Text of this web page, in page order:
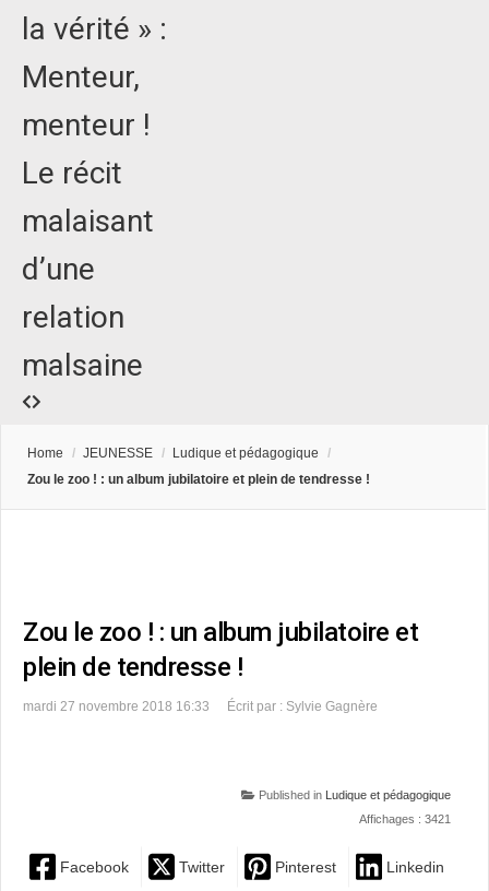
la vérité » :
Menteur,
menteur !
Le récit
malaisant
d’une
relation
malsaine
Home / JEUNESSE / Ludique et pédagogique
/
Zou le zoo ! : un album jubilatoire et plein de tendresse !
Zou le zoo ! : un album jubilatoire et
plein de tendresse !
mardi 27 novembre 2018 16:33 Écrit par : Sylvie Gagnère
Published in
Ludique et pédagogique
Affichages : 3421
Facebook Twitter Pinterest Linkedin